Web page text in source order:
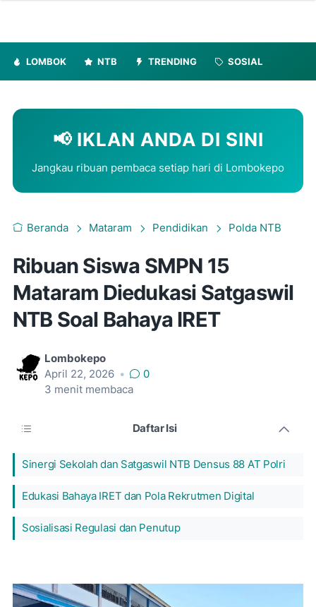
LOMBOK NTB TRENDING SOSIAL
📢 IKLAN ANDA DI SINI
Jangkau ribuan pembaca setiap hari di Lombokepo
Beranda Mataram Pendidikan Polda NTB
Ribuan Siswa SMPN 15
Mataram Diedukasi Satgaswil
NTB Soal Bahaya IRET
Lombokepo
April 22, 2026 •
0
3 menit membaca
Daftar Isi
Sinergi Sekolah dan Satgaswil NTB Densus 88 AT Polri
Edukasi Bahaya IRET dan Pola Rekrutmen Digital
Sosialisasi Regulasi dan Penutup